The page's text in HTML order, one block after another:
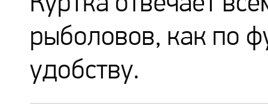
рыболовов, как по
удобству.